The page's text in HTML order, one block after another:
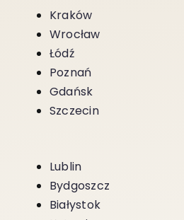
Kraków
Wrocław
Łódź
Poznań
Gdańsk
Szczecin
Lublin
Bydgoszcz
Białystok